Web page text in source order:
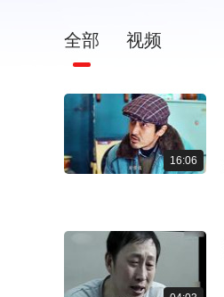
全部 视频
16:06